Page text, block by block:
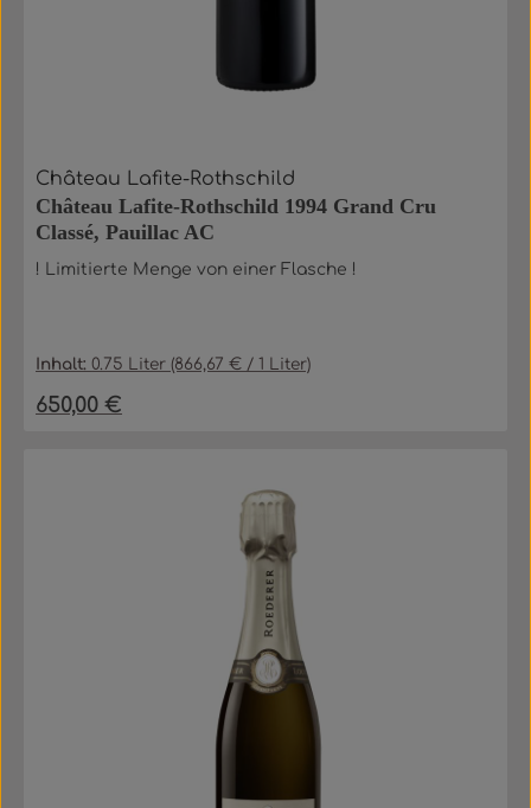
Château Lafite-Rothschild
Château Lafite-Rothschild 1994 Grand Cru
Classé, Pauillac AC
! Limitierte Menge von einer Flasche !
Inhalt:0.75 Liter (866,67 € / 1 Liter)
Regulärer Preis:
650,00 €